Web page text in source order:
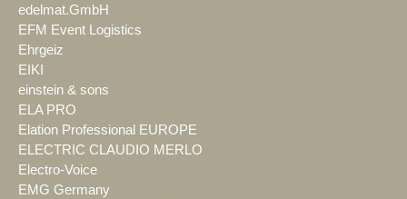
edelmat.GmbH
EFM Event Logistics
Ehrgeiz
EIKI
einstein & sons
ELA PRO
Elation Professional EUROPE
ELECTRIC CLAUDIO MERLO
Electro-Voice
EMG Germany